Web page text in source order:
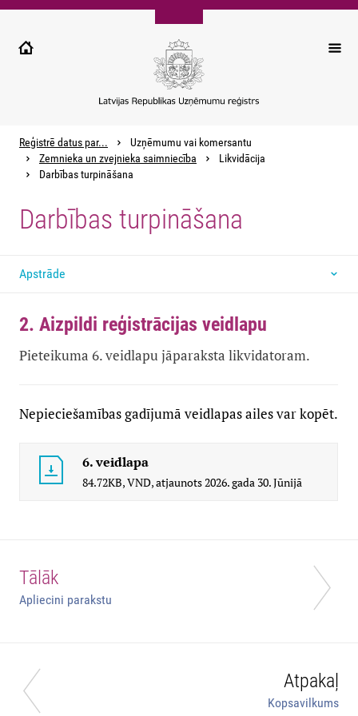
Pārlekt
galveno
Reģistrē datus par...
Uzņēmumu vai komersantu
Zemnieka un zvejnieka saimniecība
Likvidācija
Darbības turpināšana
Darbības turpināšana
Apstrāde
2. Aizpildi reģistrācijas veidlapu
Pieteikuma 6. veidlapu jāparaksta likvidatoram.
Nepieciešamības gadījumā veidlapas ailes var kopēt.
6. veidlapa
84.72KB,VND,atjaunots2026. gada 30. Jūnijā
Tālāk
Apliecini parakstu
Atpakaļ
Kopsavilkums